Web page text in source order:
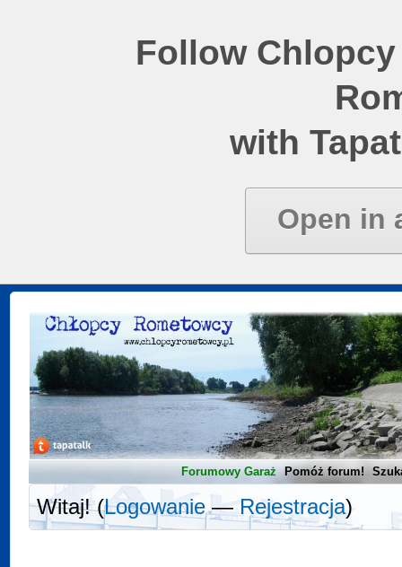
Follow
with
Open in
Forumowy Garaż Pomóż forum!
Witaj! (Logowanie—Rejestracja)